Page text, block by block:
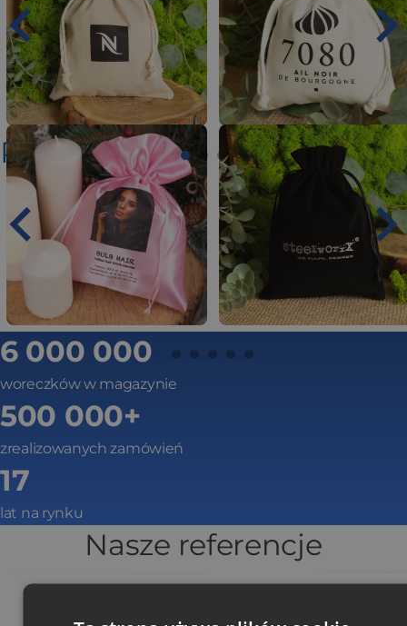
Pozostałe
6 000 000
woreczków w magazynie
500 000+
zrealizowanych zamówień
17
lat na rynku
Nasze referencje